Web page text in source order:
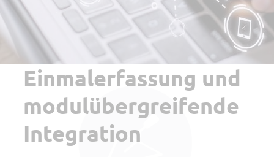
Einmalerfassung und
modulübergreifende
Integration